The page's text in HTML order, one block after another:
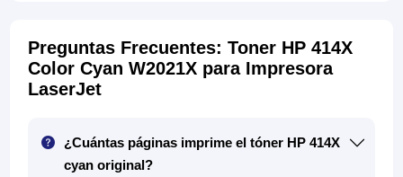
Preguntas Frecuentes: Toner HP 414X
Color Cyan W2021X para Impresora
LaserJet
¿Cuántas páginas imprime el tóner HP 414X
cyan original?